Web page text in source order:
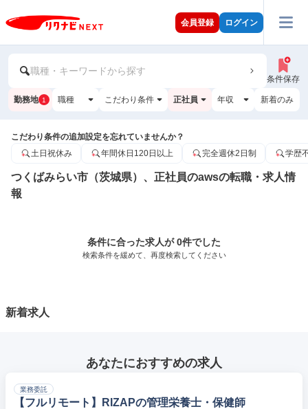
会員登録 ログイン
職種・キーワードから探す
条件保存
勤務地 1 職種 こだわり条件 正社員 年収 新着のみ
こだわり条件の追加設定を忘れていませんか？
土日祝休み
年間休日120日以上 完全週休2日制 学歴
つくばみらい市（茨城県）、正社員のawsの転職・求人情
報
条件に合った求人が 0件でした
検索条件を緩めて、再度検索してください
新着求人
あなたにおすすめの求人
業務委託
【フルリモート】RIZAPの管理栄養士・保健師